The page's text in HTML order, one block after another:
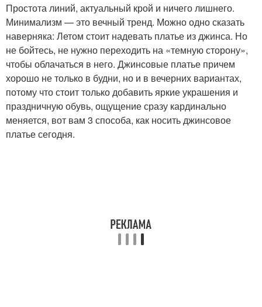
Простота линий, актуальный крой и ничего лишнего.
Минимализм — это вечный тренд. Можно одно сказать
наверняка: Летом стоит надевать платье из джинса. Но
не бойтесь, не нужно переходить на «темную сторону»,
чтобы облачаться в него. Джинсовые платье причем
хорошо не только в будни, но и в вечерних вариантах,
потому что стоит только добавить яркие украшения и
праздничную обувь, ощущение сразу кардинально
меняется, вот вам 3 способа, как носить джинсовое
платье сегодня.